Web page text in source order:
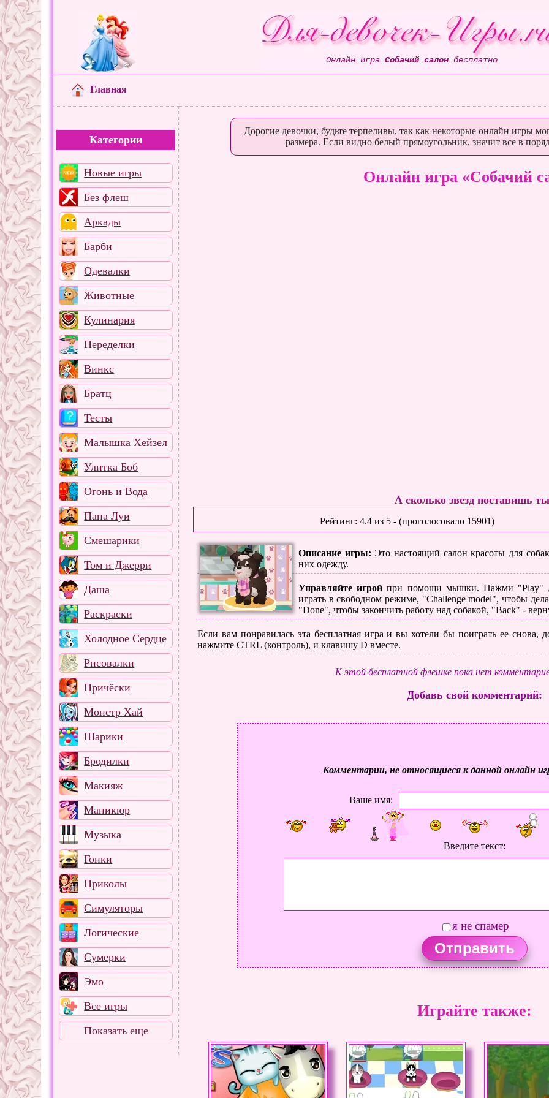
Онлайн игра Собачий салонбесплатно
Главная
Категории
Новые игры
Без флеш
Аркады
Барби
Одевалки
Животные
Кулинария
Переделки
Винкс
Братц
Тесты
Малышка Хейзел
Улитка Боб
Огонь и Вода
Папа Луи
Смешарики
Том и Джерри
Даша
Раскраски
Холодное Сердце
Рисовалки
Причёски
Монстр Хай
Шарики
Бродилки
Макияж
Маникюр
Музыка
Гонки
Приколы
Симуляторы
Логические
Сумерки
Эмо
Все игры
Показать еще
Дорогие девочки, будьте терпеливы, так как некоторые онлайн игры
размера. Если видно белый прямоугольник, значит все в
Онлайн игра «Собачий
А сколько звезд поставишь
Рейтинг:4.4 из 5 - (проголосовало 15901)
Описание игры: Это настоящий салон красоты для
них одежду.
Управляйте игрой при помощи мышки. Нажми "Play"
играть в свободном режиме, "Challenge model", чтобы
"Done", чтобы закончить работу над собакой, "Back" -
Если вам понравилась эта бесплатная игра и вы хотели бы поиграть ее снова,
нажмите CTRL (контроль), и клавишу D вместе.
К этой бесплатной флешке пока нет
Добавь свой комментарий:
Комментарии, не относящиеся к данной онлайн
Ваше имя:
Введите текст:
я не спамер
Играйте также: